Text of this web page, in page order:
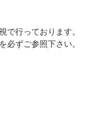
で行っております。
必ずご参照下さい。